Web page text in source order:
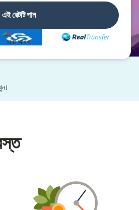
এই রেটটি পান
এবং আরও
উইন্ডোতে খুলবে)